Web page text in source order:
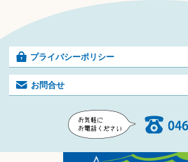
プライバシーポリシー
お問合せ